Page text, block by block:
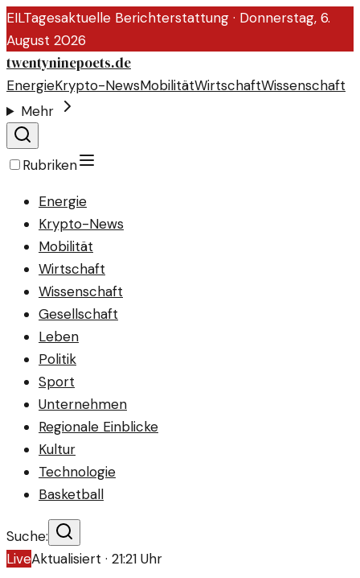
EILTagesaktuelle Berichterstattung · Donnerstag, 6.
August 2026
twentyninepoets.de
EnergieKrypto-NewsMobilitätWirtschaftWissenschaft
Mehr
Rubriken
Energie
Krypto-News
Mobilität
Wirtschaft
Wissenschaft
Gesellschaft
Leben
Politik
Sport
Unternehmen
Regionale Einblicke
Kultur
Technologie
Basketball
Suche:
LiveAktualisiert · 21:21 Uhr